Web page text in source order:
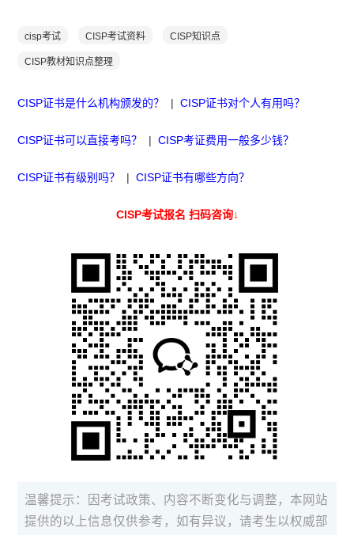
cisp考试 CISP考试资料 CISP知识点
CISP教材知识点整理
CISP证书是什么机构颁发的？ |CISP证书对个人有用吗？
CISP证书可以直接考吗？ |CISP考证费用一般多少钱？
CISP证书有级别吗？ |CISP证书有哪些方向？
CISP考试报名 扫码咨询↓
温馨提示：因考试政策、内容不断变化与调整，本网站
提供的以上信息仅供参考，如有异议，请考生以权威部